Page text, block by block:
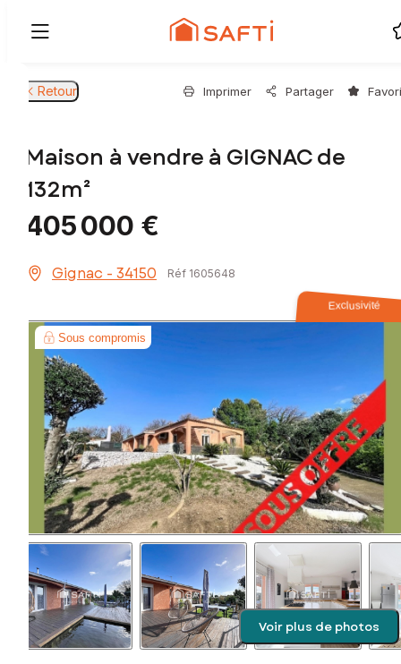
Retour Imprimer Partager
Maison à vendre à GIGNAC de
132m²
405 000 €
Gignac - 34150 Réf 1605648
Exclusivité
Sous compromis
Voir plus de photos